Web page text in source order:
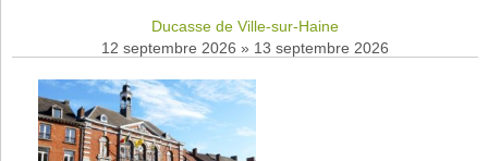
Ducasse de Ville-sur-Haine
12 septembre 2026 » 13 septembre 2026